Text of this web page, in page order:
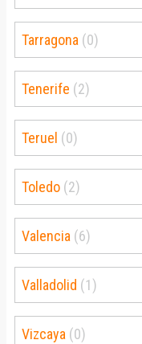
Tarragona (0)
Tenerife (2)
Teruel (0)
Toledo (2)
Valencia (6)
Valladolid (1)
Vizcaya (0)